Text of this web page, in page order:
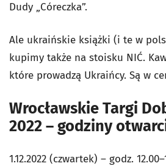
Dudy „Córeczka”.
Ale ukraińskie książki (i te w
kupimy także na stoisku NIĆ.
które prowadzą Ukraińcy. Są w
Wrocławskie Targi
2022 – godziny
1.12.2022 (czwartek) – godz.